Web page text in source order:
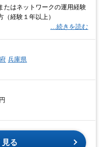
たはネットワークの運用経験
（経験１年以上）
…続きを読む
兵庫県
見る